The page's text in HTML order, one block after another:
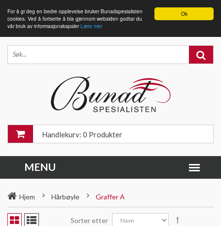
Ok
For å gi deg en bedre opplevelse bruker Bunadspesialisten
cookies. Ved å fortsette å bla gjennom websiden godtar du
vår bruk av informasjonskapslerLære mer
Handlekurv: 0 Produkter
Hjem Hårbøyle Graffer A
Sorter etter